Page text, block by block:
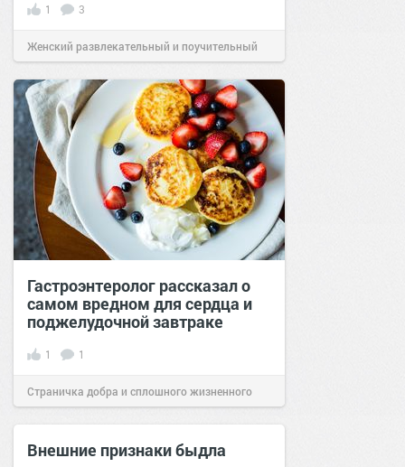
1 3
Женский развлекательный и поучительный
сайт.23:4114 июн 2024
Гастроэнтеролог рассказал о
самом вредном для сердца и
поджелудочной завтраке
1 1
Страничка добра и сплошного жизненного
позитива! 15:08 16 янв 2022
Внешние признаки быдла